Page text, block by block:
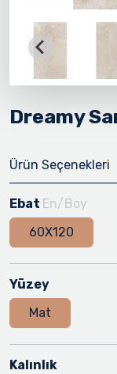
Dreamy
Ürün Seçenekleri
Ebat En/Boy
60X120
Yüzey
Mat
Kalınlık